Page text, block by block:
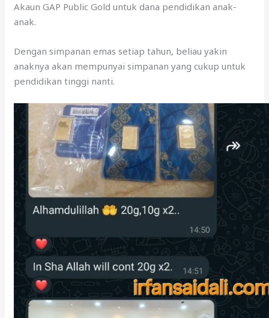
Akaun GAP Public Gold untuk dana pendidikan anak-
anak.
Dengan simpanan emas setiap tahun, beliau yakin
anaknya akan mempunyai simpanan yang cukup untuk
pendidikan tinggi nanti.